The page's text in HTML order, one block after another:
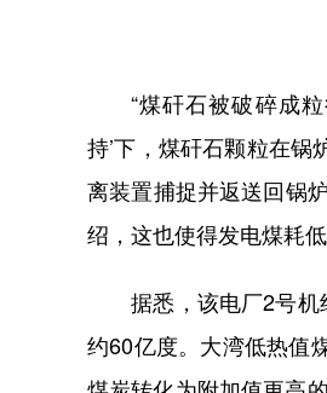
“煤矸石被破碎成粒
持’下，煤矸石颗粒在
离装置捕捉并返送回锅
绍，这也使得发电煤耗
据悉，该电厂2号机
约60亿度。大湾低热值